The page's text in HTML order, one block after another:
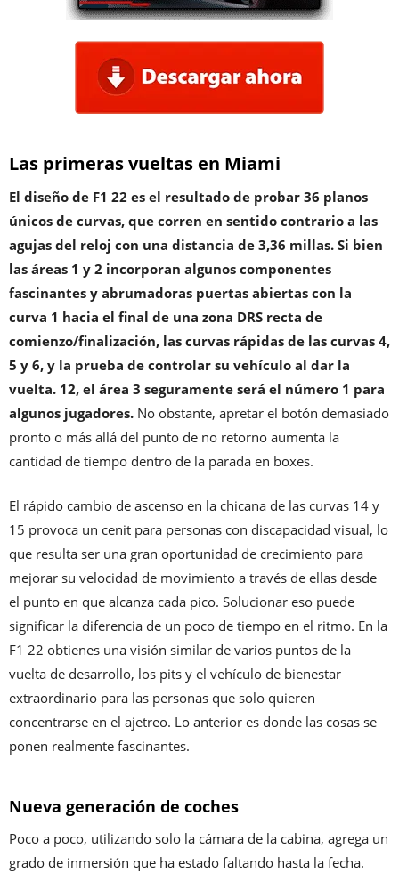
Las primeras vueltas en Miami
El diseño de F1 22 es el resultado de probar 36 planos
únicos de curvas, que corren en sentido contrario a las
agujas del reloj con una distancia de 3,36 millas. Si bien
las áreas 1 y 2 incorporan algunos componentes
fascinantes y abrumadoras puertas abiertas con la
curva 1 hacia el final de una zona DRS recta de
comienzo/finalización, las curvas rápidas de las curvas 4,
5 y 6, y la prueba de controlar su vehículo al dar la
vuelta. 12, el área 3 seguramente será el número 1 para
algunos jugadores. No obstante, apretar el botón demasiado
pronto o más allá del punto de no retorno aumenta la
cantidad de tiempo dentro de la parada en boxes.
El rápido cambio de ascenso en la chicana de las curvas 14 y
15 provoca un cenit para personas con discapacidad visual, lo
que resulta ser una gran oportunidad de crecimiento para
mejorar su velocidad de movimiento a través de ellas desde
el punto en que alcanza cada pico. Solucionar eso puede
significar la diferencia de un poco de tiempo en el ritmo. En la
F1 22 obtienes una visión similar de varios puntos de la
vuelta de desarrollo, los pits y el vehículo de bienestar
extraordinario para las personas que solo quieren
concentrarse en el ajetreo. Lo anterior es donde las cosas se
ponen realmente fascinantes.
Nueva generación de coches
Poco a poco, utilizando solo la cámara de la cabina, agrega un
grado de inmersión que ha estado faltando hasta la fecha.